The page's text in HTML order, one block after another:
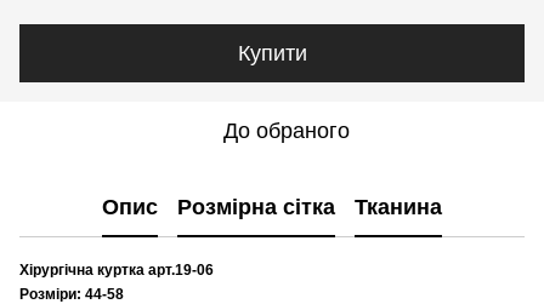
Купити
До обраного
Опис Розмірна сітка Тканина
Хірургічна куртка арт.19-06
Розміри: 44-58